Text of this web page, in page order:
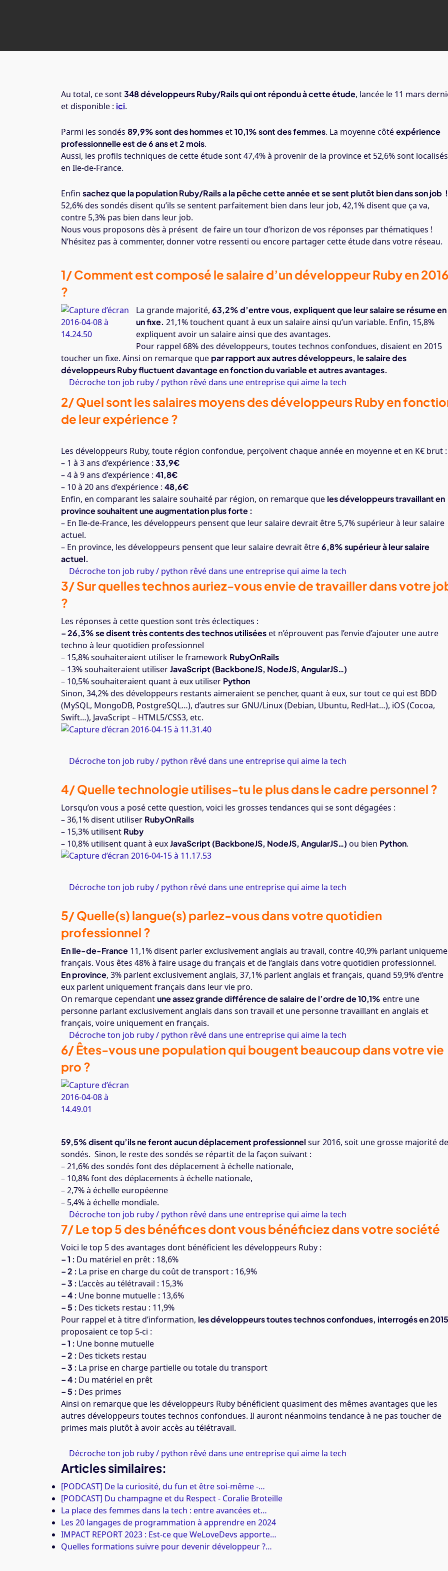
Au total, ce sont348 développeurs Ruby/Rails qui ont répondu à cette étude, lancée le 11 mars
et disponible : ici.
Parmi les sondés 89,9% sont des hommeset10,1% sont des femmes. La moyenne côtéexpérience
professionnelle est de 6 ans et 2 mois.
Aussi, les profils techniques de cette étude sont 47,4% à provenir de la province et 52,6% sont localisés
en Ile-de-France.
Enfin sachez que la population Ruby/Rails a la pêche cette année et se sent plutôt bien dans son job !
52,6% des sondés disent qu’ils se sentent parfaitement bien dans leur job, 42,1% disent que ça va,
contre 5,3% pas bien dans leur job.
Nous vous proposons dès à présent de faire un tour d’horizon de vos réponses par thématiques !
N’hésitez pas à commenter, donner votre ressenti ou encore partager cette étude dans votre réseau.
1/ Comment est composé le salaire d’un développeur Ruby en 2016
?
La grande majorité, 63,2% d’entre vous, expliquent que leur salaire se résume en
un fixe. 21,1% touchent quant à eux un salaire ainsi qu’un variable. Enfin, 15,8%
expliquent avoir un salaire ainsi que des avantages.
Pour rappel 68% des développeurs, toutes technos confondues, disaient en 2015
toucher un fixe. Ainsi on remarque que par rapport aux autres développeurs, le salaire des
développeurs Ruby fluctuent davantage en fonction du variable et autres avantages.
Décroche ton job ruby / python rêvé dans une entreprise qui aime la tech
2/ Quel sont les salaires moyens des développeurs Ruby en
de leur expérience ?
Les développeurs Ruby, toute région confondue, perçoivent chaque année en moyenne et en K€ brut :
– 1 à 3 ans d’expérience : 33,9€
– 4 à 9 ans d’expérience : 41,8€
– 10 à 20 ans d’expérience : 48,6€
Enfin, en comparant les salaire souhaité par région, on remarque que les développeurs travaillant en
province souhaitent une augmentation plus forte :
– En Ile-de-France, les développeurs pensent que leur salaire devrait être 5,7% supérieur à leur salaire
actuel.
– En province, les développeurs pensent que leur salaire devrait être6,8% supérieur à leur salaire
actuel.
Décroche ton job ruby / python rêvé dans une entreprise qui aime la tech
3/ Sur quelles technos auriez-vous envie de travailler dans votre
?
Les réponses à cette question sont très éclectiques :
– 26,3% se disent très contents des technos utiliséeset n’éprouvent pas l’envie d’ajouter une autre
techno à leur quotidien professionnel
– 15,8% souhaiteraient utiliser le framework RubyOnRails
– 13% souhaiteraient utiliserJavaScript (BackboneJS, NodeJS, AngularJS…)
– 10,5% souhaiteraient quant à eux utiliser Python
Sinon, 34,2% des développeurs restants aimeraient se pencher, quant à eux, sur tout ce qui est BDD
(MySQL, MongoDB, PostgreSQL…), d’autres sur GNU/Linux (Debian, Ubuntu, RedHat…), iOS (Cocoa,
Swift…), JavaScript – HTML5/CSS3, etc.
Décroche ton job ruby / python rêvé dans une entreprise qui aime la tech
4/ Quelle technologie utilises-tu le plus dans le cadre personnel ?
Lorsqu’on vous a posé cette question, voici les grosses tendances qui se sont dégagées :
– 36,1% disent utiliser RubyOnRails
– 15,3% utilisent Ruby
– 10,8% utilisent quant à euxJavaScript (BackboneJS, NodeJS, AngularJS…) ou bien Python.
Décroche ton job ruby / python rêvé dans une entreprise qui aime la tech
5/ Quelle(s) langue(s) parlez-vous dans votre quotidien
professionnel ?
En Ile-de-France 11,1% disent parler exclusivement anglais au travail, contre 40,9% parlant
français. Vous êtes 48% à faire usage du français et de l’anglais dans votre quotidien professionnel.
En province, 3% parlent exclusivement anglais, 37,1% parlent anglais et français, quand 59,9% d’entre
eux parlent uniquement français dans leur vie pro.
On remarque cependantune assez grande différence de salaire de l’ordre de 10,1% entre une
personne parlant exclusivement anglais dans son travail et une personne travaillant en anglais et
français, voire uniquement en français.
Décroche ton job ruby / python rêvé dans une entreprise qui aime la tech
6/ Êtes-vous une population qui bougent beaucoup dans votre vie
pro ?
59,5% disent qu’ils ne feront aucun déplacement professionnel sur 2016, soit une grosse majorité
sondés. Sinon, le reste des sondés se répartit de la façon suivant :
– 21,6% des sondés font des déplacement à échelle nationale,
– 10,8% font des déplacements à échelle nationale,
– 2,7% à échelle européenne
– 5,4% à échelle mondiale.
Décroche ton job ruby / python rêvé dans une entreprise qui aime la tech
7/ Le top 5 des bénéfices dont vous bénéficiez dans votre société
Voici le top 5 des avantages dont bénéficient les développeurs Ruby :
– 1 : Du matériel en prêt : 18,6%
– 2 : La prise en charge du coût de transport : 16,9%
– 3 : L’accès au télétravail : 15,3%
– 4 : Une bonne mutuelle : 13,6%
– 5 : Des tickets restau : 11,9%
Pour rappel et à titre d’information, les développeurs toutes technos confondues, interrogés en 2015
proposaient ce top 5-ci :
– 1 : Une bonne mutuelle
– 2 : Des tickets restau
– 3 : La prise en charge partielle ou totale du transport
– 4 : Du matériel en prêt
– 5 : Des primes
Ainsi on remarque que les développeurs Ruby bénéficient quasiment des mêmes avantages que les
autres développeurs toutes technos confondues. Il auront néanmoins tendance à ne pas toucher de
primes mais plutôt à avoir accès au télétravail.
Décroche ton job ruby / python rêvé dans une entreprise qui aime la tech
Articles similaires:
[PODCAST] De la curiosité, du fun et être soi-même -…
[PODCAST] Du champagne et du Respect - Coralie Broteille
La place des femmes dans la tech : entre avancées et…
Les 20 langages de programmation à apprendre en 2024
IMPACT REPORT 2023 : Est-ce que WeLoveDevs apporte…
Quelles formations suivre pour devenir développeur ?…